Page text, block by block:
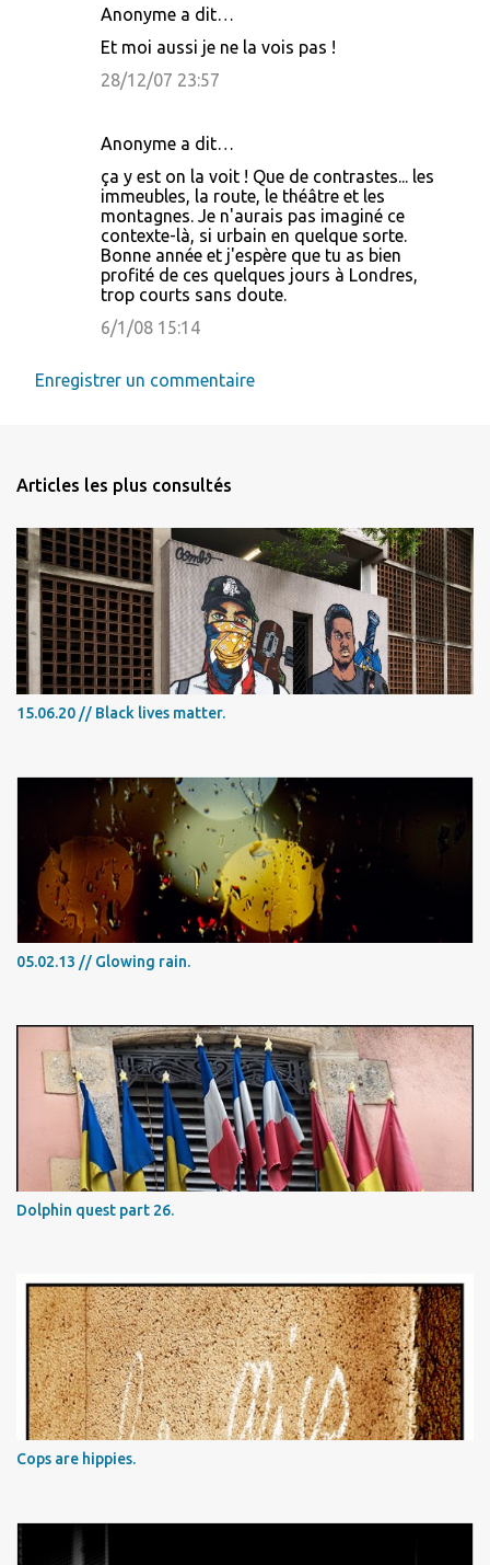
Anonyme a dit…
Et moi aussi je ne la vois pas !
28/12/07 23:57
Anonyme a dit…
ça y est on la voit ! Que de contrastes... les
immeubles, la route, le théâtre et les
montagnes. Je n'aurais pas imaginé ce
contexte-là, si urbain en quelque sorte.
Bonne année et j'espère que tu as bien
profité de ces quelques jours à Londres,
trop courts sans doute.
6/1/08 15:14
Enregistrer un commentaire
Articles les plus consultés
15.06.20 // Black lives matter.
05.02.13 // Glowing rain.
Dolphin quest part 26.
Cops are hippies.